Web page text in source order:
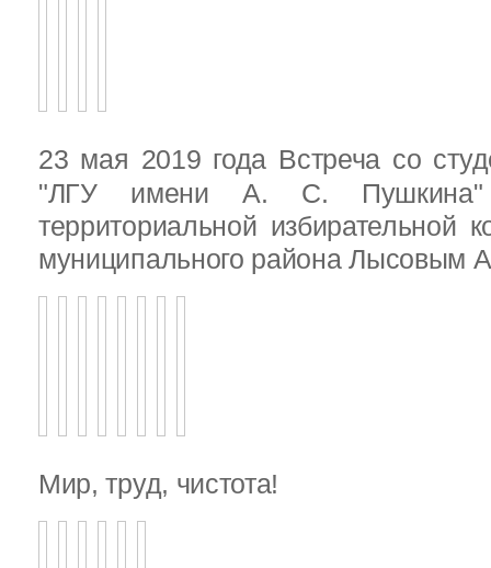
23 мая 2019 года Встреча со
"ЛГУ имени А. С. Пушкина"
территориальной избирательной
муниципального района Лысовым
Мир, труд, чистота!